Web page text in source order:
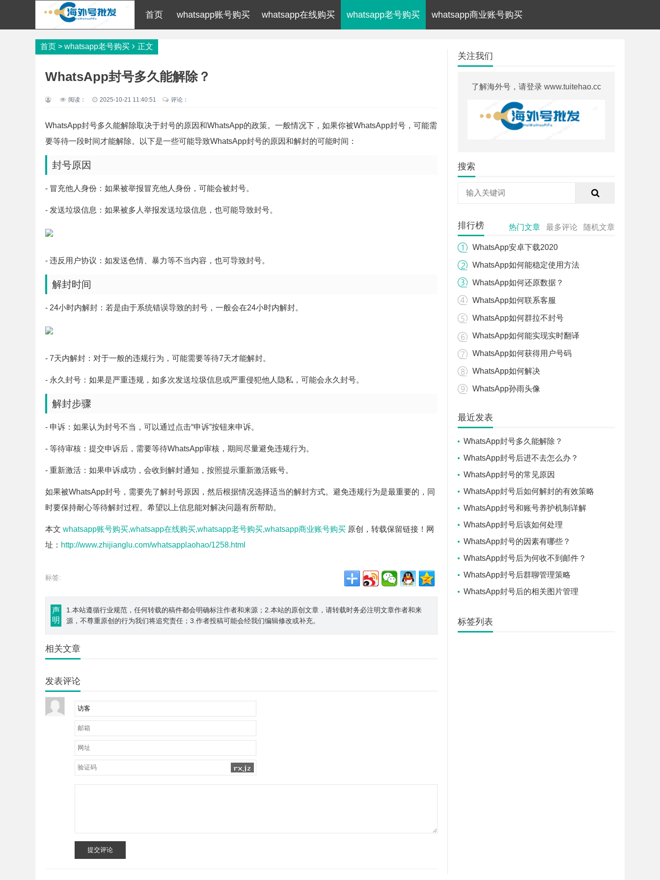
首页 whatsapp账号购买 whatsapp在线购买 whatsapp老号购买 whatsapp商业账号购买
首页 > whatsapp老号购买 正文
WhatsApp封号多久能解除？
阅读： 2025-10-21 11:40:51 评论：
WhatsApp封号多久能解除取决于封号的原因和WhatsApp的政策。一般情况下，如果你被WhatsApp封号，可能需
要等待一段时间才能解除。以下是一些可能导致WhatsApp封号的原因和解封的可能时间：
封号原因
- 冒充他人身份：如果被举报冒充他人身份，可能会被封号。
- 发送垃圾信息：如果被多人举报发送垃圾信息，也可能导致封号。
- 违反用户协议：如发送色情、暴力等不当内容，也可导致封号。
解封时间
- 24小时内解封：若是由于系统错误导致的封号，一般会在24小时内解封。
- 7天内解封：对于一般的违规行为，可能需要等待7天才能解封。
- 永久封号：如果是严重违规，如多次发送垃圾信息或严重侵犯他人隐私，可能会永久封号。
解封步骤
- 申诉：如果认为封号不当，可以通过点击“申诉”按钮来申诉。
- 等待审核：提交申诉后，需要等待WhatsApp审核，期间尽量避免违规行为。
- 重新激活：如果申诉成功，会收到解封通知，按照提示重新激活账号。
如果被WhatsApp封号，需要先了解封号原因，然后根据情况选择适当的解封方式。避免违规行为是最重要的，同
时要保持耐心等待解封过程。希望以上信息能对解决问题有所帮助。
本文 whatsapp账号购买,whatsapp在线购买,whatsapp老号购买,whatsapp商业账号购买 原创，转载保留链接！网
址： http://www.zhijianglu.com/whatsapplaohao/1258.html
标签:
声
明
1.本站遵循行业规范，任何转载的稿件都会明确标注作者和来源；2.本站的原创文章，请转载时务必注明文章作者和来
源，不尊重原创的行为我们将追究责任；3.作者投稿可能会经我们编辑修改或补充。
相关文章
发表评论
提交评论
关注我们
了解海外号，请登录 www.tuitehao.cc
搜索
排行榜 热门文章 最多评论 随机文章
WhatsApp安卓下载2020
WhatsApp如何能稳定使用方法
WhatsApp如何还原数据？
WhatsApp如何联系客服
WhatsApp如何群拉不封号
WhatsApp如何能实现实时翻译
WhatsApp如何获得用户号码
WhatsApp如何解决
WhatsApp孙雨头像
最近发表
WhatsApp封号多久能解除？
WhatsApp封号后进不去怎么办？
WhatsApp封号的常见原因
WhatsApp封号后如何解封的有效策略
WhatsApp封号和账号养护机制详解
WhatsApp封号后该如何处理
WhatsApp封号的因素有哪些？
WhatsApp封号后为何收不到邮件？
WhatsApp封号后群聊管理策略
WhatsApp封号后的相关图片管理
标签列表